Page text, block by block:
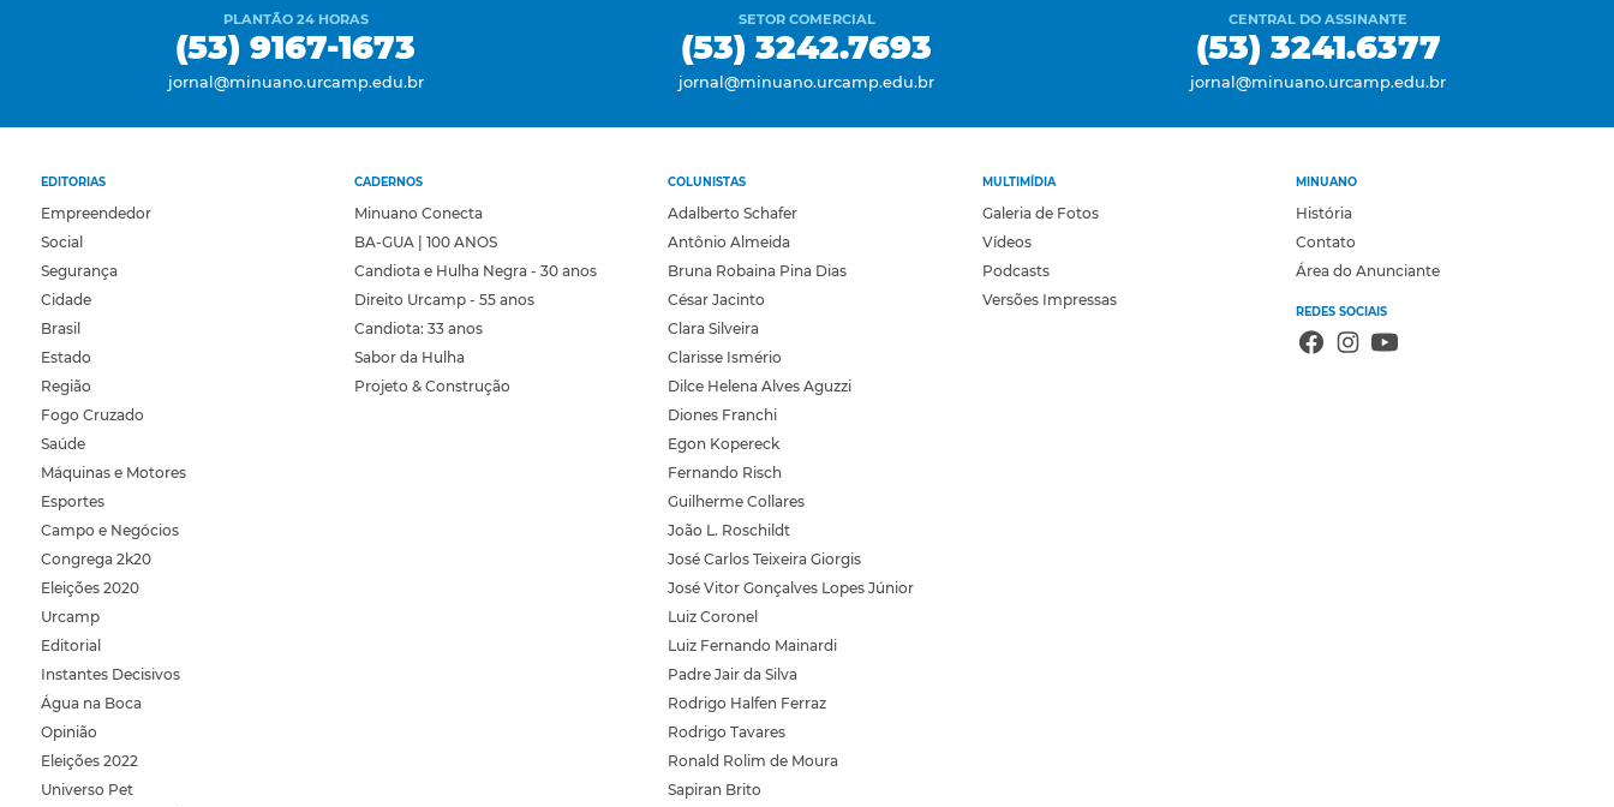
PLANTÃO 24 HORAS
(53) 9167-1673
jornal@minuano.urcamp.edu.br
SETOR COMERCIAL
(53) 3242.7693
jornal@minuano.urcamp.edu.br
CENTRAL DO ASSINANTE
(53) 3241.6377
jornal@minuano.urcamp.edu.br
EDITORIAS
Empreendedor
Social
Segurança
Cidade
Brasil
Estado
Região
Fogo Cruzado
Saúde
Máquinas e Motores
Esportes
Campo e Negócios
Congrega 2k20
Eleições 2020
Urcamp
Editorial
Instantes Decisivos
Água na Boca
Opinião
Eleições 2022
Universo Pet
CADERNOS
Minuano Conecta
BA-GUA | 100 ANOS
Candiota e Hulha Negra - 30 anos
Direito Urcamp - 55 anos
Candiota: 33 anos
Sabor da Hulha
Projeto & Construção
COLUNISTAS
Adalberto Schafer
Antônio Almeida
Bruna Robaina Pina Dias
César Jacinto
Clara Silveira
Clarisse Ismério
Dilce Helena Alves Aguzzi
Diones Franchi
Egon Kopereck
Fernando Risch
Guilherme Collares
João L. Roschildt
José Carlos Teixeira Giorgis
José Vitor Gonçalves Lopes Júnior
Luiz Coronel
Luiz Fernando Mainardi
Padre Jair da Silva
Rodrigo Halfen Ferraz
Rodrigo Tavares
Ronald Rolim de Moura
Sapiran Brito
MULTIMÍDIA
Galeria de Fotos
Vídeos
Podcasts
Versões Impressas
MINUANO
História
Contato
Área do Anunciante
REDES SOCIAIS